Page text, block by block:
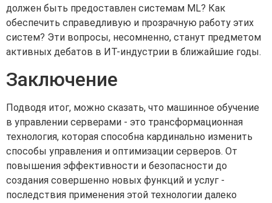
должен быть предоставлен системам ML? Как
обеспечить справедливую и прозрачную работу этих
систем? Эти вопросы, несомненно, станут предметом
активных дебатов в ИТ-индустрии в ближайшие годы.
Заключение
Подводя итог, можно сказать, что машинное обучение
в управлении серверами - это трансформационная
технология, которая способна кардинально изменить
способы управления и оптимизации серверов. От
повышения эффективности и безопасности до
создания совершенно новых функций и услуг -
последствия применения этой технологии далеко